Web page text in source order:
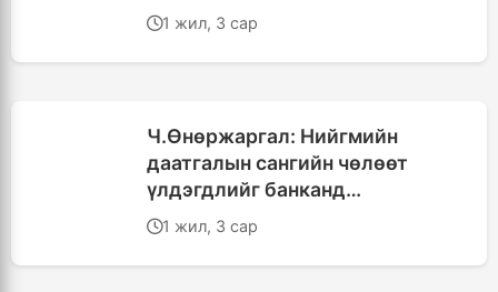
урьдчилан сэргийлэх үйл
ажиллагаа руу чиглэнэ
1 жил, 3 сар
Ч.Өнөржаргал: Нийгмийн
даатгалын сангийн чөлөөт
үлдэгдлийг банканд
байршуулах нь үнэгүйдлээс
хамгаалах зөв арга
1 жил, 3 сар